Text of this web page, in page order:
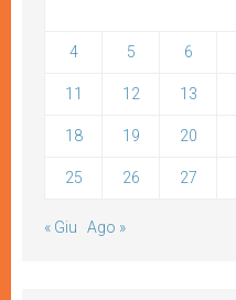
4 5 6
11 12 13
18 19 20
25 26 27
« Giu Ago »